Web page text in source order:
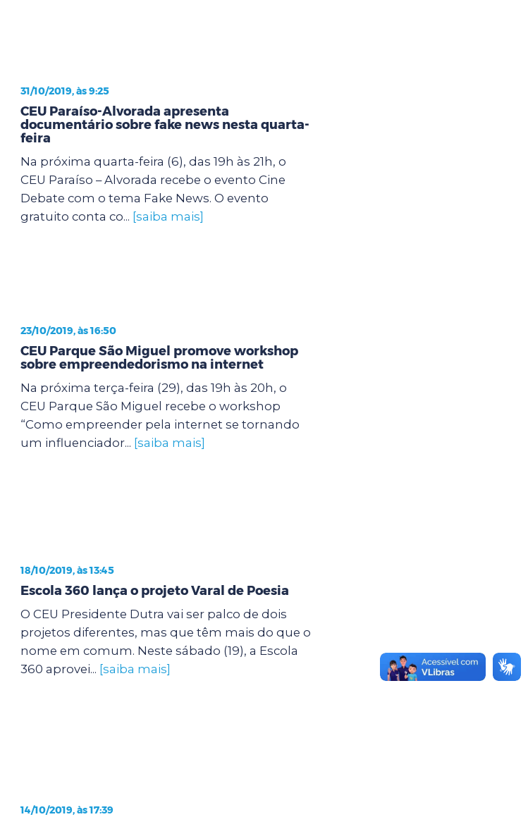
31/10/2019, às 9:25
CEU Paraíso-Alvorada apresenta
documentário sobre fake news nesta quarta-
feira
Na próxima quarta-feira (6), das 19h às 21h, o
CEU Paraíso – Alvorada recebe o evento Cine
Debate com o tema Fake News. O evento
gratuito conta co... [saiba mais]
23/10/2019, às 16:50
CEU Parque São Miguel promove workshop
sobre empreendedorismo na internet
Na próxima terça-feira (29), das 19h às 20h, o
CEU Parque São Miguel recebe o workshop
“Como empreender pela internet se tornando
um influenciador... [saiba mais]
18/10/2019, às 13:45
Escola 360 lança o projeto Varal de Poesia
O CEU Presidente Dutra vai ser palco de dois
projetos diferentes, mas que têm mais do que o
nome em comum. Neste sábado (19), a Escola
360 aprovei... [saiba mais]
14/10/2019, às 17:39